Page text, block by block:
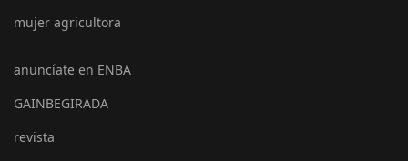
mujer agricultora
anuncíate en ENBA
GAINBEGIRADA
revista